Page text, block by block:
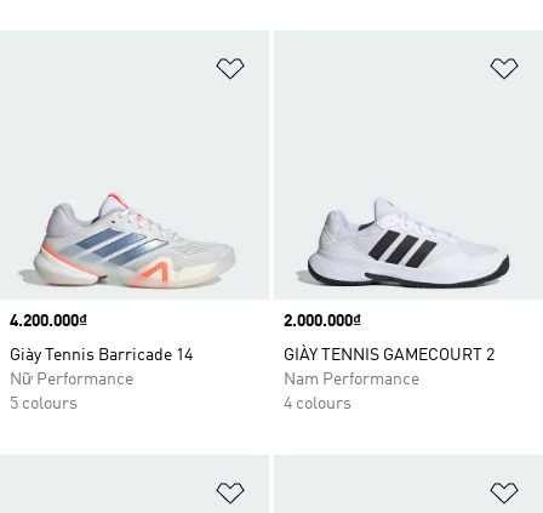
Price
4.200.000₫
Giày Tennis Barricade 14
Nữ Performance
5 colours
Price
2.000.000₫
GIÀY TENNIS GAMECOURT 2
Nam Performance
4 colours